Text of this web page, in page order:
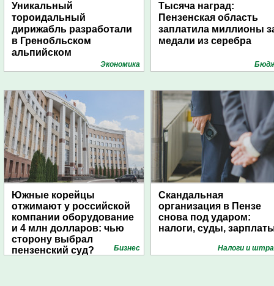
Уникальный
тороидальный
дирижабль разработали
в Гренобльском
альпийском
Экономика
Тысяча наград:
Пензенская область
заплатила миллионы
медали из серебра
Южные корейцы
отжимают у российской
компании оборудование
и 4 млн долларов: чью
сторону выбрал
пензенский суд?
Бизнес
Скандальная
организация в Пензе
снова под ударом:
налоги, суды,
Налоги и